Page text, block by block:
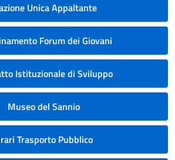
Unica Appaltante
Forum dei Giovani
Istituzionale di Sviluppo
Museo del Sannio
Trasporto Pubblico